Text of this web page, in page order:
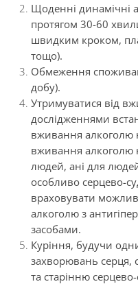
Щоденні динамічні
протягом 30-60
швидким кроком,
тощо).
Обмеження
добу).
Утримуватися від
дослідженнями
вживання алкоголю
вживання алкоголю
людей, ані для
особливо серцево-
враховувати
алкоголю з
засобами.
Куріння, будучи
захворювань
та старінню